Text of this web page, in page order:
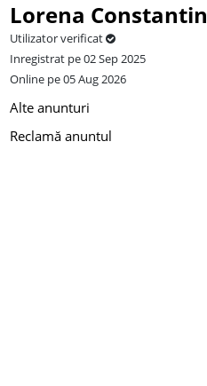
Lorena Constantin
Utilizator verificat
Inregistrat pe 02 Sep 2025
Online pe 05 Aug 2026
Alte anunturi
Reclamă anuntul